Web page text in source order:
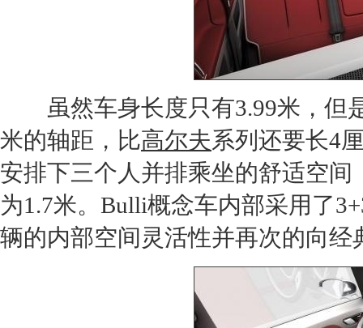
虽然车身长度只有3.99米，但
米的轴距，比高尔夫系列还要长4
安排下三个人并排乘坐的舒适空
为1.7米。Bulli概念车内部采用了
辆的内部空间灵活性并再次的向经